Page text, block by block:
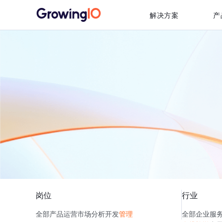
解决方案 产
岗位
全部产品运营市场分析开发管理
行业
全部企业服